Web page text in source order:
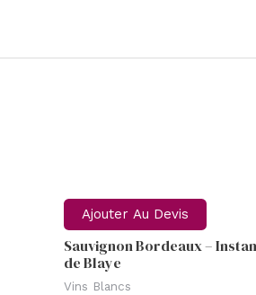
Ajouter Au Devis
Sauvignon Bordeaux –
de Blaye
Vins Blancs